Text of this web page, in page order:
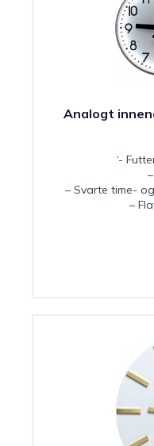
Analogt
‘-
– Svarte time-
–